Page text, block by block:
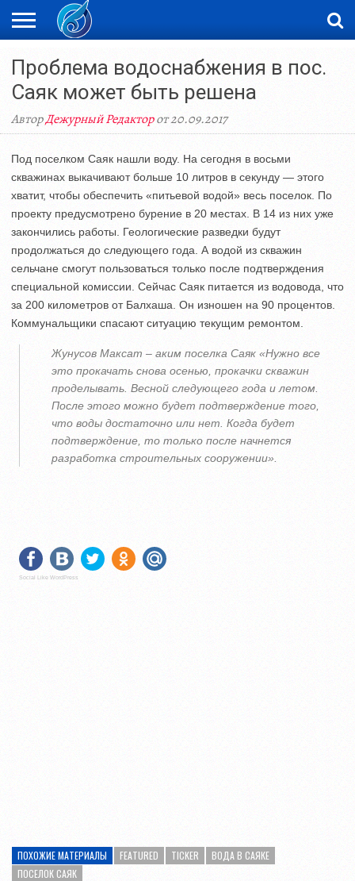
ЖАҢАЛЫҚТАР
НОВОСТИ
ВИДЕО
ФОТОРЕПОРТАЖИ
ОРКЕН
Проблема водоснабжения в пос.
Саяк может быть решена
АвторДежурный Редакторот 20.09.2017
Под поселком Саяк нашли воду. На сегодня в восьми
скважинах выкачивают больше 10 литров в секунду — этого
хватит, чтобы обеспечить «питьевой водой» весь поселок. По
проекту предусмотрено бурение в 20 местах. В 14 из них уже
закончились работы. Геологические разведки будут
продолжаться до следующего года. А водой из скважин
сельчане смогут пользоваться только после подтверждения
специальной комиссии. Сейчас Саяк питается из водовода, что
за 200 километров от Балхаша. Он изношен на 90 процентов.
Коммунальщики спасают ситуацию текущим ремонтом.
Жунусов Максат – аким поселка Саяк «Нужно все
это прокачать снова осенью, прокачки скважин
проделывать. Весной следующего года и летом.
После этого можно будет подтверждение того,
что воды достаточно или нет. Когда будет
подтверждение, то только после начнется
разработка строительных сооружении».
Social Like WordPress
ПОХОЖИЕ МАТЕРИАЛЫ FEATURED TICKER
ВОДА В САЯКЕ
ПОСЕЛОК САЯК